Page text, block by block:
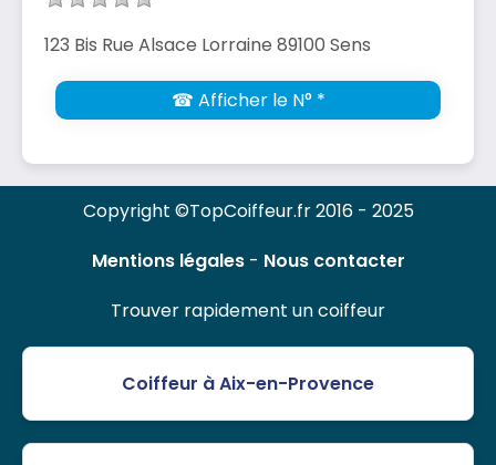
123 Bis Rue Alsace Lorraine 89100 Sens
☎ Afficher le N° *
Copyright ©TopCoiffeur.fr 2016 - 2025
Mentions légales- Nous contacter
Trouver rapidement un coiffeur
Coiffeur à Aix-en-Provence